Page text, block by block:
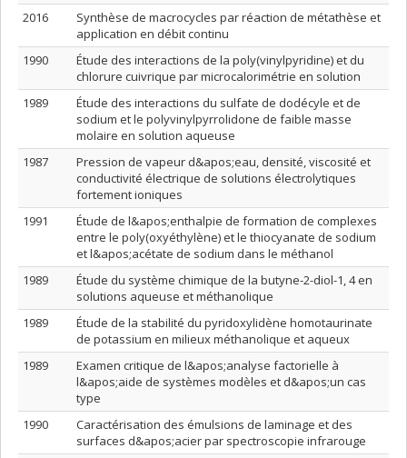
2016
Synthèse de macrocycles par réaction de métathèse et
application en débit continu
1990
Étude des interactions de la poly(vinylpyridine) et du
chlorure cuivrique par microcalorimétrie en solution
1989
Étude des interactions du sulfate de dodécyle et de
sodium et le polyvinylpyrrolidone de faible masse
molaire en solution aqueuse
1987
Pression de vapeur d&apos;eau, densité, viscosité et
conductivité électrique de solutions électrolytiques
fortement ioniques
1991
Étude de l&apos;enthalpie de formation de complexes
entre le poly(oxyéthylène) et le thiocyanate de sodium
et l&apos;acétate de sodium dans le méthanol
1989
Étude du système chimique de la butyne-2-diol-1, 4 en
solutions aqueuse et méthanolique
1989
Étude de la stabilité du pyridoxylidène homotaurinate
de potassium en milieux méthanolique et aqueux
1989
Examen critique de l&apos;analyse factorielle à
l&apos;aide de systèmes modèles et d&apos;un cas
type
1990
Caractérisation des émulsions de laminage et des
surfaces d&apos;acier par spectroscopie infrarouge